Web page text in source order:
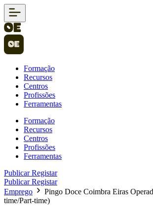
Formação
Recursos
Centros
Profissões
Ferramentas
Formação
Recursos
Centros
Profissões
Ferramentas
PublicarRegistar
PublicarRegistar
Emprego
Pingo Doce Coimbra Eiras
time/Part-time)